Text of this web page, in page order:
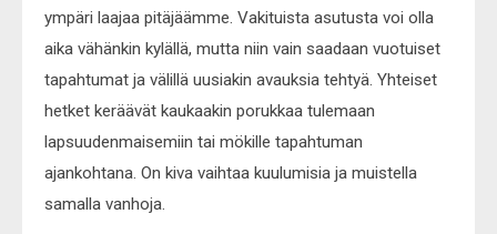
ympäri laajaa pitäjäämme. Vakituista asutusta voi olla
aika vähänkin kylällä, mutta niin vain saadaan vuotuiset
tapahtumat ja välillä uusiakin avauksia tehtyä. Yhteiset
hetket keräävät kaukaakin porukkaa tulemaan
lapsuudenmaisemiin tai mökille tapahtuman
ajankohtana. On kiva vaihtaa kuulumisia ja muistella
samalla vanhoja.